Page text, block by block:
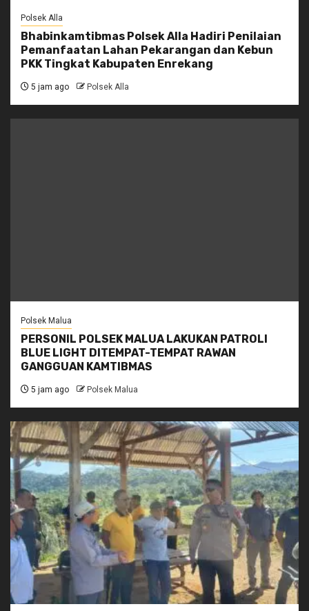
Polsek Alla
Bhabinkamtibmas Polsek Alla Hadiri Penilaian
Pemanfaatan Lahan Pekarangan dan Kebun
PKK Tingkat Kabupaten Enrekang
5 jam ago Polsek Alla
Polsek Malua
PERSONIL POLSEK MALUA LAKUKAN PATROLI
BLUE LIGHT DITEMPAT-TEMPAT RAWAN
GANGGUAN KAMTIBMAS
5 jam ago Polsek Malua